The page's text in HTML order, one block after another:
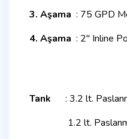
3. Aşama : 75 GPD
4. Aşama : 2″ Inline
Tank : 3.2 lt.
1.2 lt.